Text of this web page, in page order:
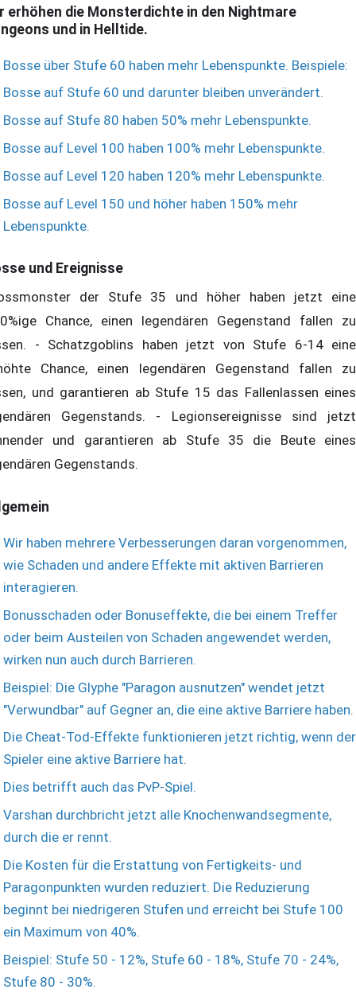
erhöhen die Monsterdichte in den Nightmare
und in Helltide.
Bosse über Stufe 60 haben mehr Lebenspunkte. Beispiele:
Bosse auf Stufe 60 und darunter bleiben unverändert.
Bosse auf Stufe 80 haben 50% mehr Lebenspunkte.
Bosse auf Level 100 haben 100% mehr Lebenspunkte.
Bosse auf Level 120 haben 120% mehr Lebenspunkte.
Bosse auf Level 150 und höher haben 150% mehr
Lebenspunkte.
und Ereignisse
der Stufe 35 und höher haben jetzt eine
Chance, einen legendären Gegenstand fallen zu
- Schatzgoblins haben jetzt von Stufe 6-14 eine
Chance, einen legendären Gegenstand fallen zu
und garantieren ab Stufe 15 das Fallenlassen eines
Gegenstands. - Legionsereignisse sind jetzt
und garantieren ab Stufe 35 die Beute eines
Gegenstands.
Wir haben mehrere Verbesserungen daran vorgenommen,
wie Schaden und andere Effekte mit aktiven Barrieren
interagieren.
Bonusschaden oder Bonuseffekte, die bei einem Treffer
oder beim Austeilen von Schaden angewendet werden,
wirken nun auch durch Barrieren.
Beispiel: Die Glyphe "Paragon ausnutzen" wendet jetzt
"Verwundbar" auf Gegner an, die eine aktive Barriere haben.
Die Cheat-Tod-Effekte funktionieren jetzt richtig, wenn der
Spieler eine aktive Barriere hat.
Dies betrifft auch das PvP-Spiel.
Varshan durchbricht jetzt alle Knochenwandsegmente,
durch die er rennt.
Die Kosten für die Erstattung von Fertigkeits- und
Paragonpunkten wurden reduziert. Die Reduzierung
beginnt bei niedrigeren Stufen und erreicht bei Stufe 100
ein Maximum von 40%.
Beispiel: Stufe 50 - 12%, Stufe 60 - 18%, Stufe 70 - 24%,
Stufe 80 - 30%.